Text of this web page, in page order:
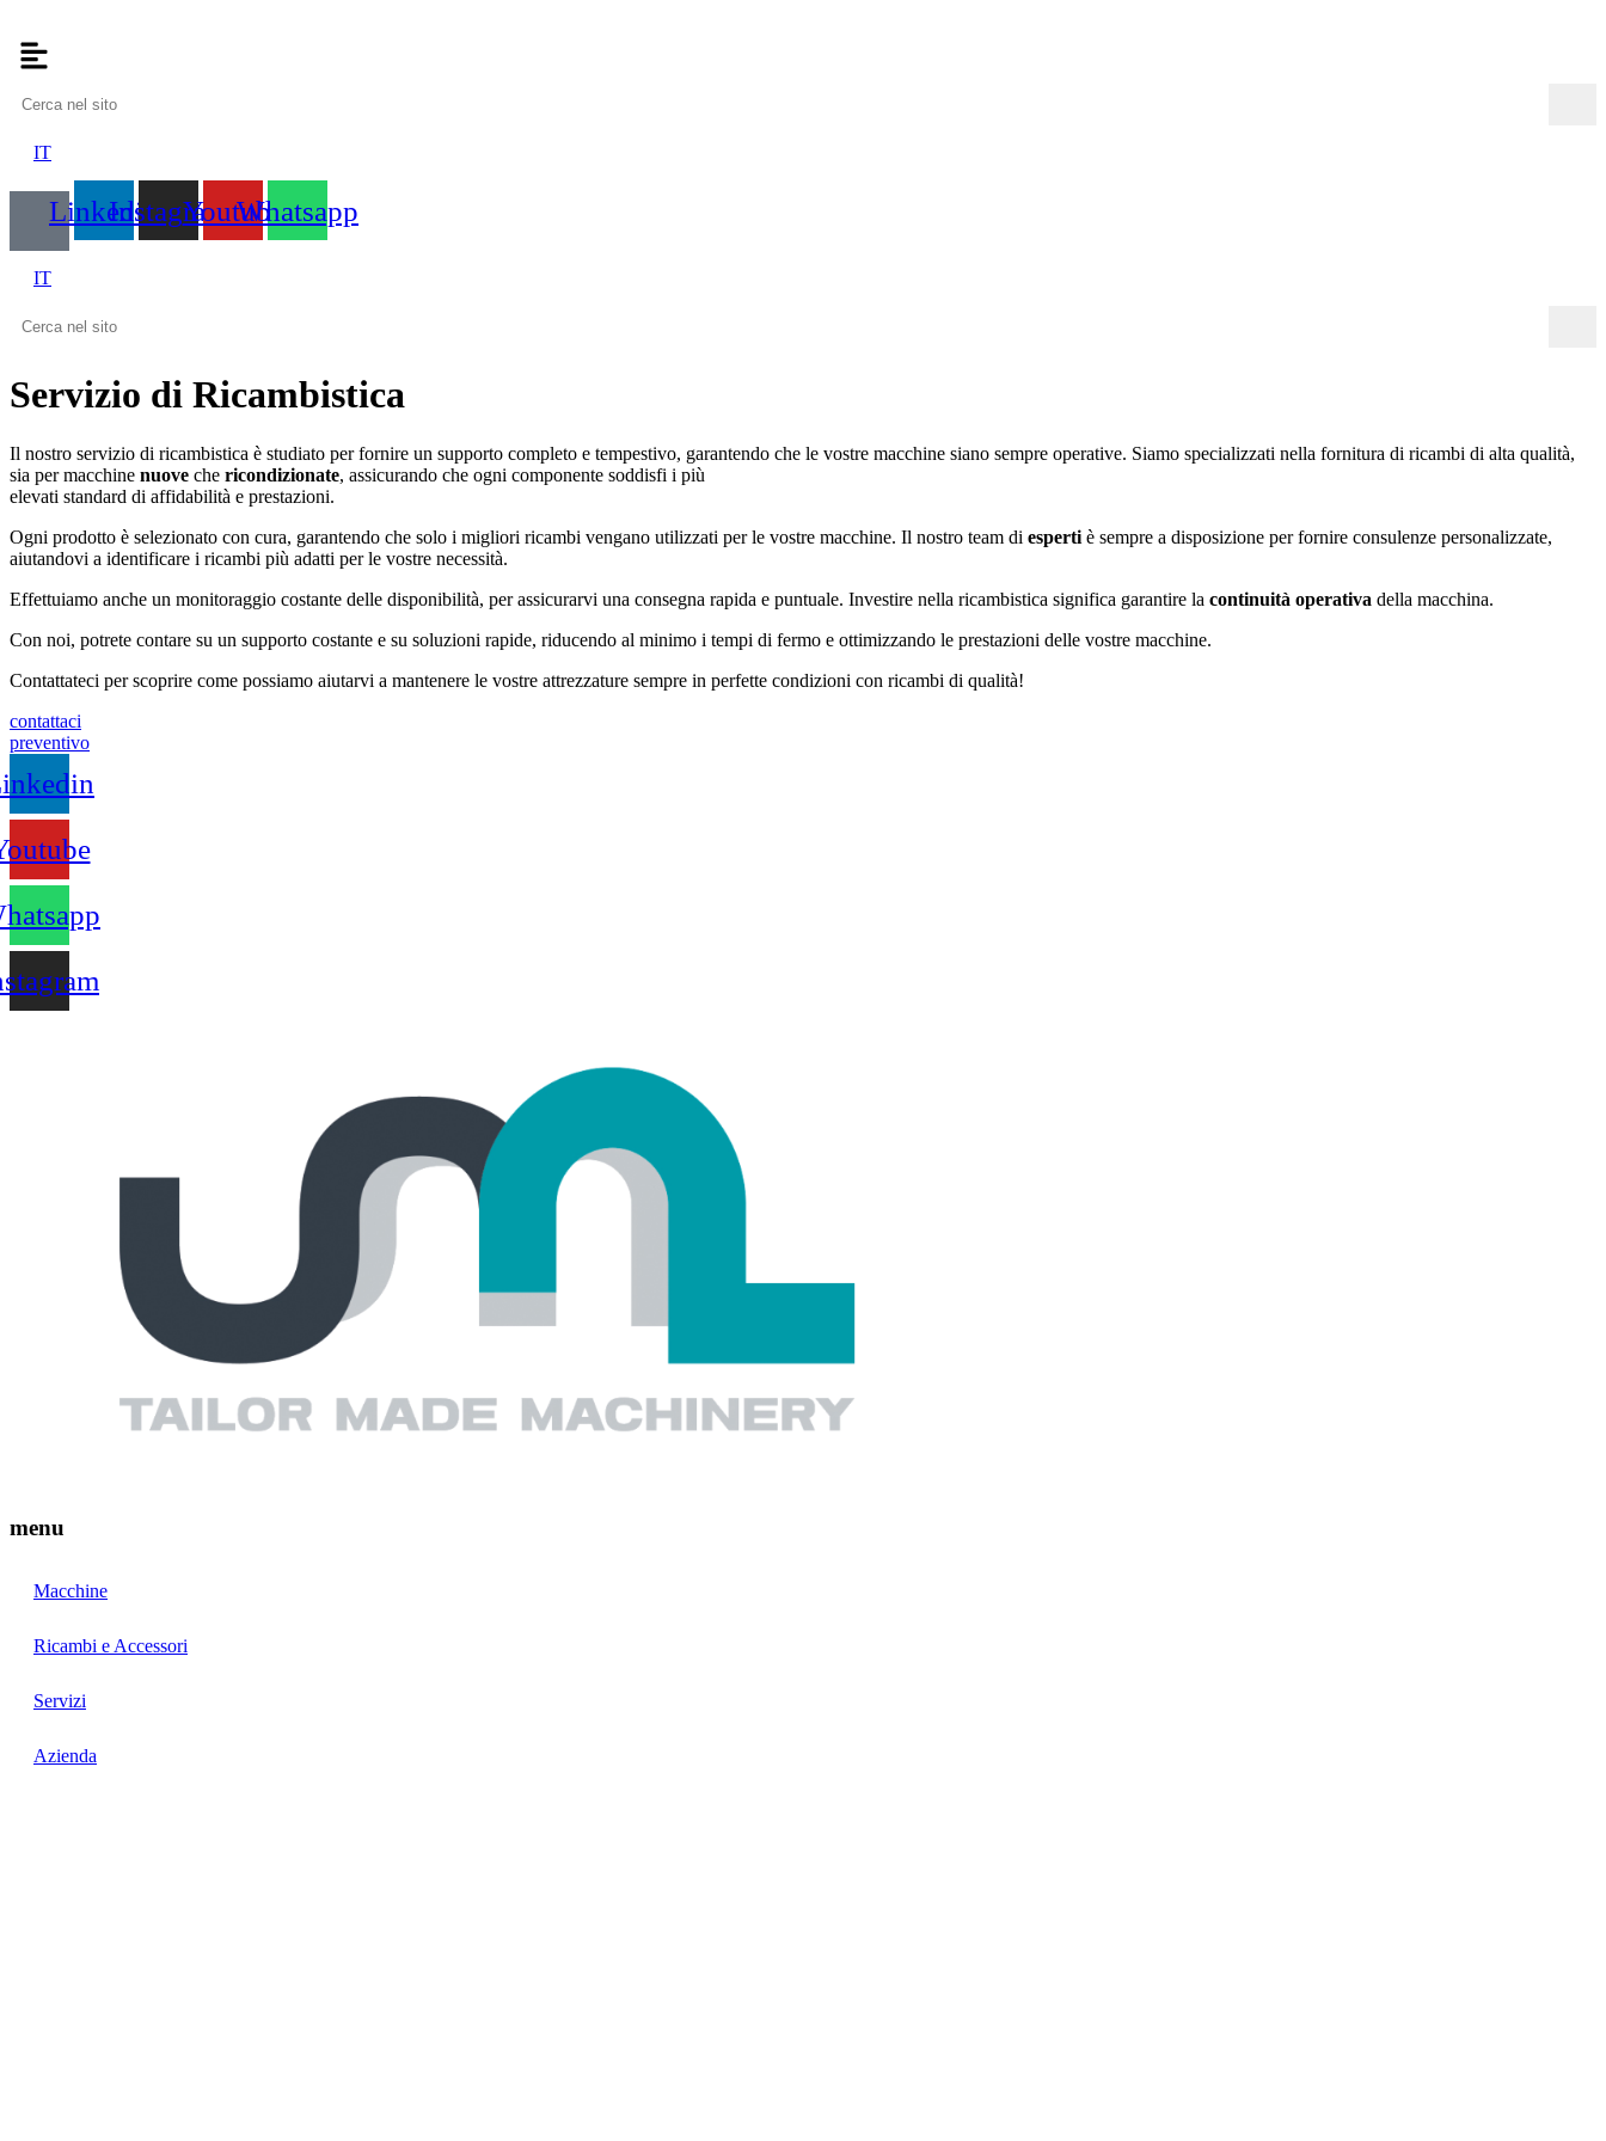
al
contenuto
IT
LinkedinInstagramYoutubeWhatsapp
IT
Servizio di Ricambistica
Il nostro servizio di ricambistica è studiato per fornire un supporto completo e tempestivo, garantendo che le vostre macchine siano sempre operative. Siamo specializzati nella fornitura di ricambi di alta qualità,
sia per macchine nuove che ricondizionate, assicurando che ogni componente soddisfi i più
elevati standard di affidabilità e prestazioni.
Ogni prodotto è selezionato con cura, garantendo che solo i migliori ricambi vengano utilizzati per le vostre macchine. Il nostro team di esperti è sempre a disposizione per fornire consulenze personalizzate,
aiutandovi a identificare i ricambi più adatti per le vostre necessità.
Effettuiamo anche un monitoraggio costante delle disponibilità, per assicurarvi una consegna rapida e puntuale. Investire nella ricambistica significa garantire la continuità operativa della macchina.
Con noi, potrete contare su un supporto costante e su soluzioni rapide, riducendo al minimo i tempi di fermo e ottimizzando le prestazioni delle vostre macchine.
Contattateci per scoprire come possiamo aiutarvi a mantenere le vostre attrezzature sempre in perfette condizioni con ricambi di qualità!
contattaci
preventivo
menu
Macchine
Ricambi e Accessori
Servizi
Azienda